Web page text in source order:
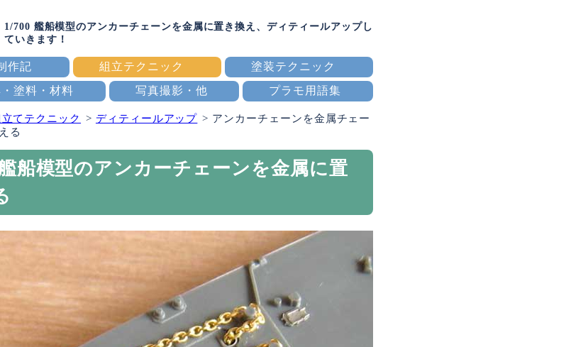
1/700 艦船模型のアンカーチェーンを金属に置き換え、ディティールアップし
ていきます！
作記 組立テクニック
塗装テクニック
塗料・材料 写真撮影・他 プラモ用語集
てテクニック ディティールアップ
アンカーチェーンを金属チェー
る
船模型のアンカーチェーンを金属に置